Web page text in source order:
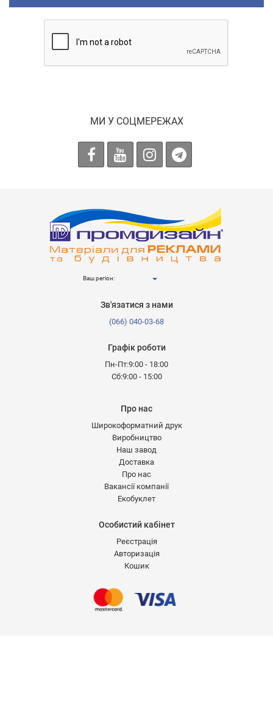
МИ У СОЦМЕРЕЖАХ
Ваш регіон:
Зв'язатися з нами
(066) 040-03-68
Графік роботи
Пн-Пт:9:00 - 18:00
Сб:9:00 - 15:00
Про нас
Широкоформатний друк
Виробництво
Наш завод
Доставка
Про нас
Вакансії компанії
Екобуклет
Особистий кабінет
Реєстрація
Авторизація
Кошик